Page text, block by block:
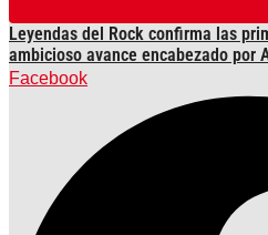
Leyendas del Rock confirma las
ambicioso avance encabezado por
Facebook